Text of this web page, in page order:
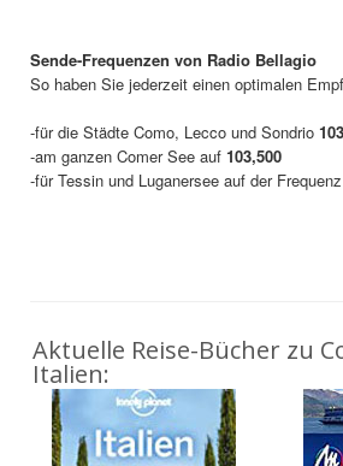
Sende-Frequenzen von Radio Bellagio
So haben Sie jederzeit einen optimalen
-für die Städte Como, Lecco und Sondrio
-am ganzen Comer See auf 103,500
-für Tessin und Luganersee auf der Frequenz
Aktuelle Reise-Bücher zu
Italien: